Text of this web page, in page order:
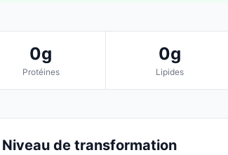
0g
Protéines
0g
Lipides
Niveau de transformation